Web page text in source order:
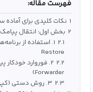
فهرست مقاله:
1 نکات کلیدی برای آماده‌
2 بخش اول: انتقال
2.1
Restore
2.2
Forwarder)
2.3 3. روش دستی (کپی و چسباندن)